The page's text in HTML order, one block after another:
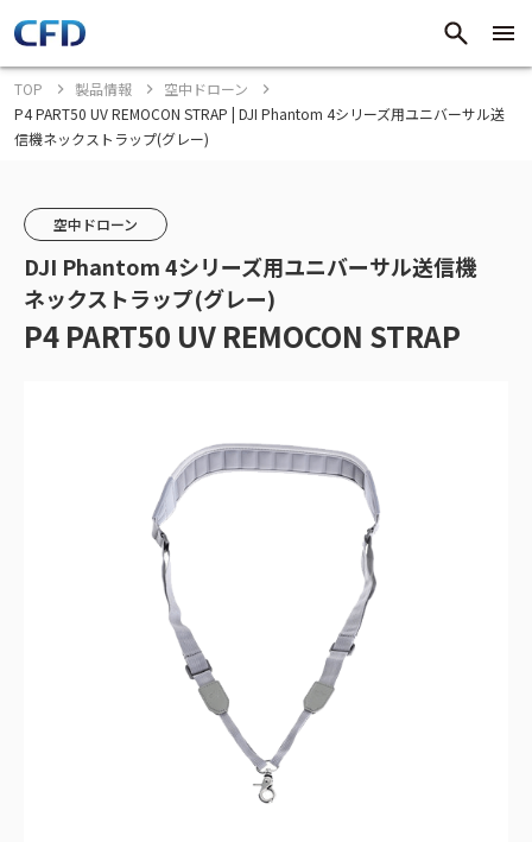
TOP 製品情報
空中ドローン
P4 PART50 UV REMOCON STRAP | DJI Phantom 4シリーズ用ユニバーサル送
信機ネックストラップ(グレー)
空中ドローン
DJI Phantom 4シリーズ用ユニバーサル送信機
ネックストラップ(グレー)
P4 PART50 UV REMOCON STRAP